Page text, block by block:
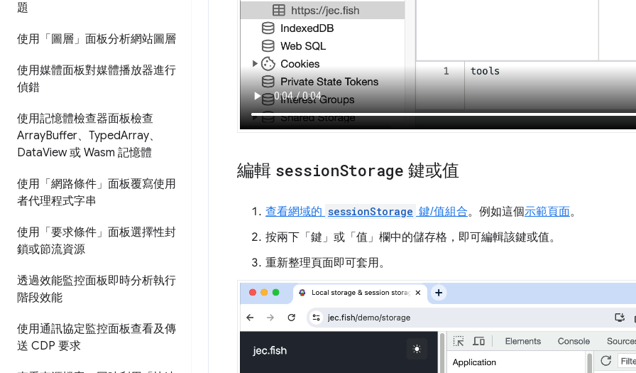
題
使用「圖層」面板分析網站圖層
使用媒體面板對媒體播放器進行
偵錯
使用記憶體檢查器面板檢查
ArrayBuffer、TypedArray、
DataView 或 Wasm 記憶體
使用「網路條件」面板覆寫使用
者代理程式字串
使用「要求條件」面板選擇性封
鎖或節流資源
透過效能監控面板即時分析執行
階段效能
使用通訊協定監控面板查看及傳
送 CDP 要求
編輯 sessionStorage 鍵或值
查看網域的 sessionStorage 鍵/值組合。例如這個示範頁面。
按兩下「鍵」 或「值」 欄中的儲存格，即可編輯該鍵或值。
重新整理頁面即可套用。